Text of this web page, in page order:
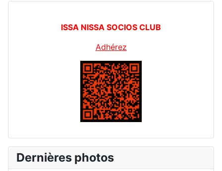
ISSA NISSA SOCIOS CLUB
Adhérez
Dernières photos